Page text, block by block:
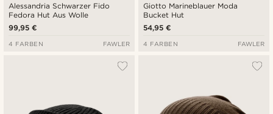
Alessandria Schwarzer Fido
Fedora Hut Aus Wolle
99,95 €
4 FARBEN FAWLER
Giotto Marineblauer Moda
Bucket Hut
54,95 €
4 FARBEN FAWLER